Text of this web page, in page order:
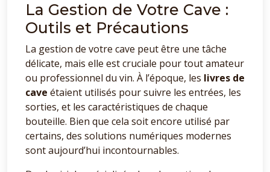
La Gestion de Votre Cave :
Outils et Précautions
La gestion de votre cave peut être une tâche
délicate, mais elle est cruciale pour tout amateur
ou professionnel du vin. À l’époque, les livres de
cave étaient utilisés pour suivre les entrées, les
sorties, et les caractéristiques de chaque
bouteille. Bien que cela soit encore utilisé par
certains, des solutions numériques modernes
sont aujourd’hui incontournables.